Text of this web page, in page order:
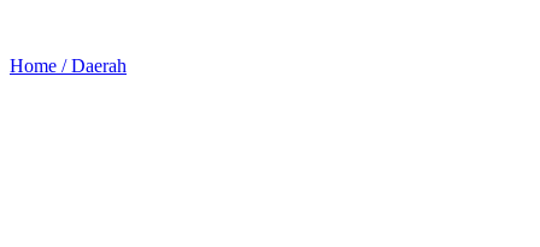
Home /Daerah